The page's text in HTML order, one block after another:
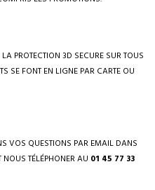
PROTECTION 3D SECURE SUR TOUS
SE FONT EN LIGNE PAR CARTE OU
VOS QUESTIONS PAR EMAIL DANS
TÉLÉPHONER AU 01 45 77 33